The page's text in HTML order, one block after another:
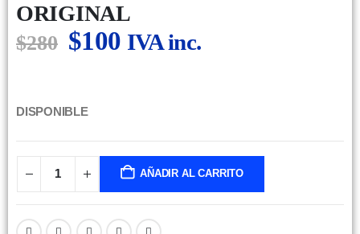
ORIGINAL
$280 $100 IVA inc.
DISPONIBLE
AÑADIR AL CARRITO